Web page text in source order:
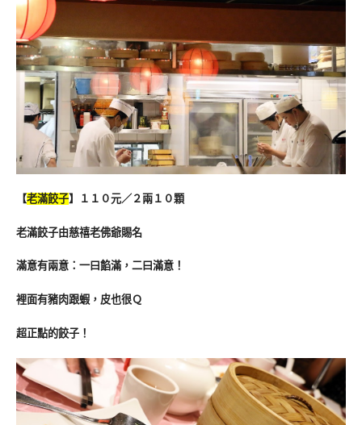
【老滿餃子】１１０元／２兩１０顆
老滿餃子由慈禧老佛爺賜名
滿意有兩意：一曰餡滿，二曰滿意！
裡面有豬肉跟蝦，皮也很Ｑ
超正點的餃子！